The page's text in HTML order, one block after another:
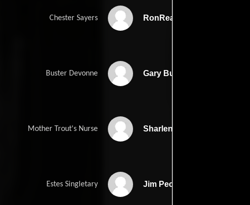
Chester Sayers RonReaco Lee
Buster Devonne Gary Bullock
Mother Trout's Nurse Sharlene Ross
Estes Singletary Jim Peck